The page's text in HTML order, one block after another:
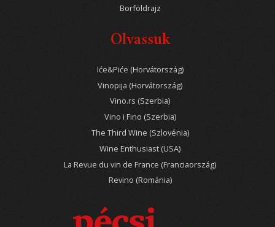
Borföldrajz
Olvassuk
Iće&Piće (Horvátország)
Vinopija (Horvátország)
Vino.rs (Szerbia)
Vino i Fino (Szerbia)
The Third Wine (Szlovénia)
Wine Enthusiast (USA)
La Revue du vin de France (Franciaország)
Revino (Románia)